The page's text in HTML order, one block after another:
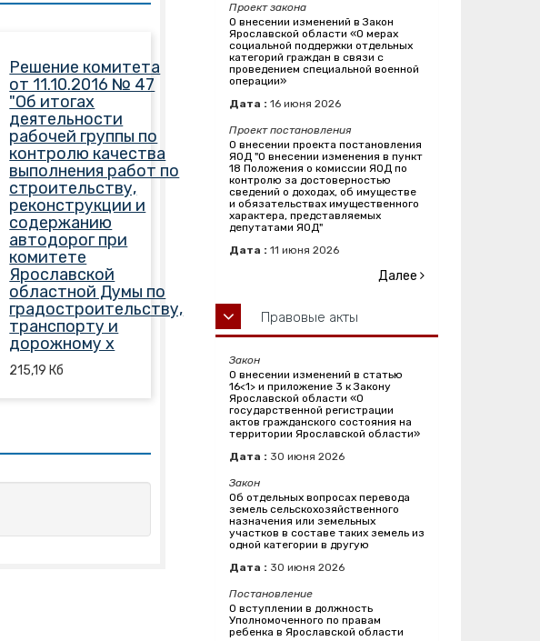
Решение комитета
от 11.10.2016 № 47
"Об итогах
деятельности
рабочей группы по
контролю качества
выполнения работ по
строительству,
реконструкции и
содержанию
автодорог при
комитете
Ярославской
областной Думы по
градостроительству,
транспорту и
дорожному х
215,19 Кб
Проект закона
О внесении изменений в Закон
Ярославской области «О мерах
социальной поддержки отдельных
категорий граждан в связи с
проведением специальной военной
операции»
Дата : 16 июня 2026
Проект постановления
О внесении проекта постановления
ЯОД "О внесении изменения в пункт
18 Положения о комиссии ЯОД по
контролю за достоверностью
сведений о доходах, об имуществе
и обязательствах имущественного
характера, представляемых
депутатами ЯОД"
Дата : 11 июня 2026
Далее
Правовые акты
Закон
О внесении изменений в статью
16<1> и приложение 3 к Закону
Ярославской области «О
государственной регистрации
актов гражданского состояния на
территории Ярославской области»
Дата : 30 июня 2026
Закон
Об отдельных вопросах перевода
земель сельскохозяйственного
назначения или земельных
участков в составе таких земель из
одной категории в другую
Дата : 30 июня 2026
Постановление
О вступлении в должность
Уполномоченного по правам
ребенка в Ярославской области